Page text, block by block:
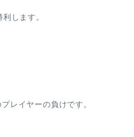
します。
レイヤーの負けです。